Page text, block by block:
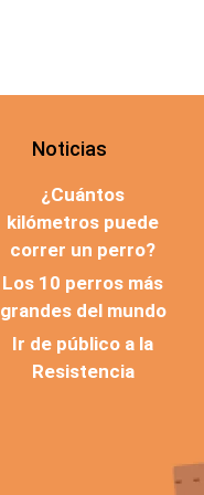
Noticias
¿Cuántos
kilómetros puede
correr un perro?
Los 10 perros más
grandes del mundo
Ir de público a la
Resistencia